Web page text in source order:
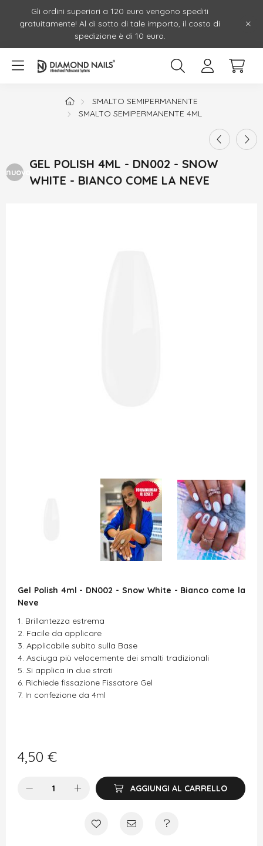
Gli ordini superiori a 120 euro vengono spediti
gratuitamente! Al di sotto di tale importo, il costo di
spedizione è di 10 euro.
SMALTO SEMIPERMANENTE
SMALTO SEMIPERMANENTE 4ML
nuovo
GEL POLISH 4ML - DN002 - SNOW
WHITE - BIANCO COME LA NEVE
Gel Polish 4ml - DN002 - Snow White - Bianco come la
Neve
Brillantezza estrema
Facile da applicare
Applicabile subito sulla Base
Asciuga più velocemente dei smalti tradizionali
Si applica in due strati
Richiede fissazione Fissatore Gel
In confezione da 4ml
4,50 €
AGGIUNGI AL CARRELLO